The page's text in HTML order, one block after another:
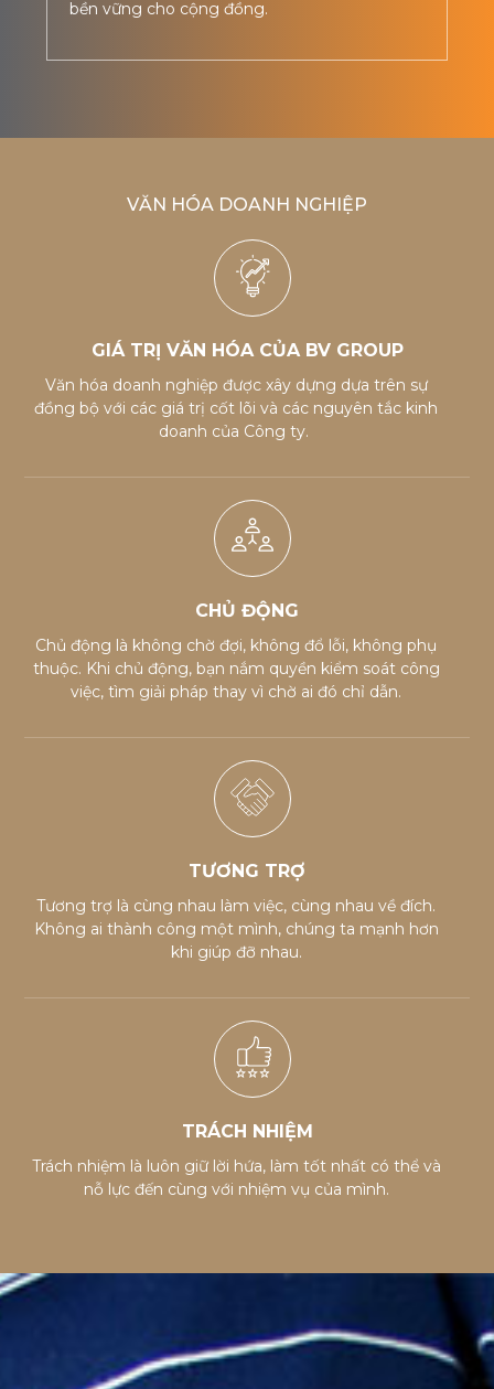
bền vững cho cộng đồng.
VĂN HÓA DOANH NGHIỆP
GIÁ TRỊ VĂN HÓA CỦA BV GROUP
Văn hóa doanh nghiệp được xây dựng dựa trên sự
đồng bộ với các giá trị cốt lõi và các nguyên tắc kinh
doanh của Công ty.
CHỦ ĐỘNG
Chủ động là không chờ đợi, không đổ lỗi, không phụ
thuộc. Khi chủ động, bạn nắm quyền kiểm soát công
việc, tìm giải pháp thay vì chờ ai đó chỉ dẫn.
TƯƠNG TRỢ
Tương trợ là cùng nhau làm việc, cùng nhau về đích.
Không ai thành công một mình, chúng ta mạnh hơn
khi giúp đỡ nhau.
TRÁCH NHIỆM
Trách nhiệm là luôn giữ lời hứa, làm tốt nhất có thể và
nỗ lực đến cùng với nhiệm vụ của mình.